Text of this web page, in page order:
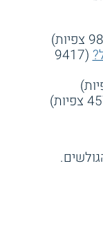
(9417